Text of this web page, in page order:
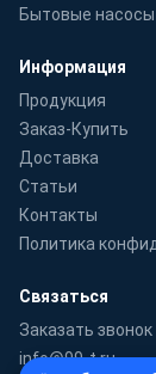
Бытовые насосы
Информация
Продукция
Заказ-Купить
Доставка
Статьи
Контакты
Политика
Связаться
Заказать звонок
info@99-t.ru